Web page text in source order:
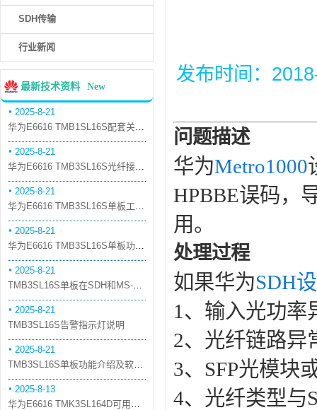
SDH传输
行业新闻
最新技术资料 New
2025-8-21
华为E6616 TMB1SL16S配套关系和替代关系
2025-8-21
华为E6616 TMB3SL16S光纤接口板槽位占用介绍
2025-8-21
华为E6616 TMB3SL16S单板工作原理和信号流
2025-8-21
华为E6616 TMB3SL16S单板功能和机械指标
2025-8-21
TMB3SL16S单板在SDH和MS-OTN模式下的应用
2025-8-21
TMB3SL16S告警指示灯说明
2025-8-21
TMB3SL16S单板功能介绍及软件配套
2025-8-13
华为E6616 TMK3SL164D可用万兆光模块
发布时间：
问题描述
华为Metro1000
HPBBE误码，
用。
处理过程
如果华为SDH
1、输入光功率
2、光纤链路异
3、SFP光模块
4、光纤类型与